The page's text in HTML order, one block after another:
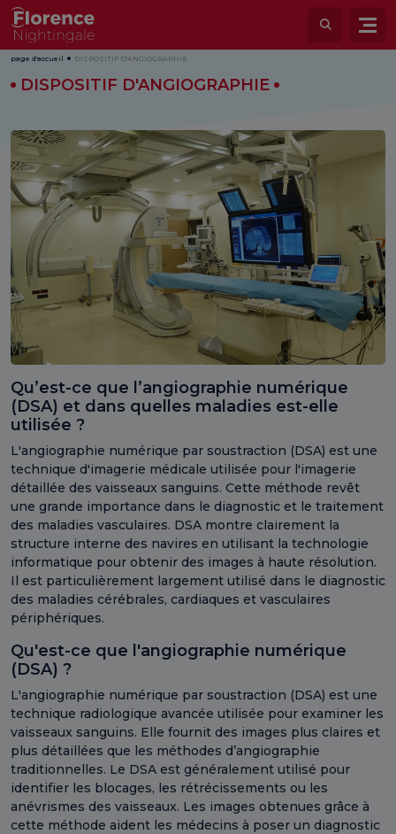
page d'accueil DISPOSITIF D'ANGIOGRAPHIE
DISPOSITIF D'ANGIOGRAPHIE
Qu’est-ce que l’angiographie numérique
(DSA) et dans quelles maladies est-elle
utilisée ?
L'angiographie numérique par soustraction (DSA) est une
technique d'imagerie médicale utilisée pour l'imagerie
détaillée des vaisseaux sanguins. Cette méthode revêt
une grande importance dans le diagnostic et le traitement
des maladies vasculaires. DSA montre clairement la
structure interne des navires en utilisant la technologie
informatique pour obtenir des images à haute résolution.
Il est particulièrement largement utilisé dans le diagnostic
des maladies cérébrales, cardiaques et vasculaires
périphériques.
Qu'est-ce que l'angiographie numérique
(DSA) ?
L'angiographie numérique par soustraction (DSA) est une
technique radiologique avancée utilisée pour examiner les
vaisseaux sanguins. Elle fournit des images plus claires et
plus détaillées que les méthodes d’angiographie
traditionnelles. Le DSA est généralement utilisé pour
identifier les blocages, les rétrécissements ou les
anévrismes des vaisseaux. Les images obtenues grâce à
cette méthode aident les médecins à poser un diagnostic